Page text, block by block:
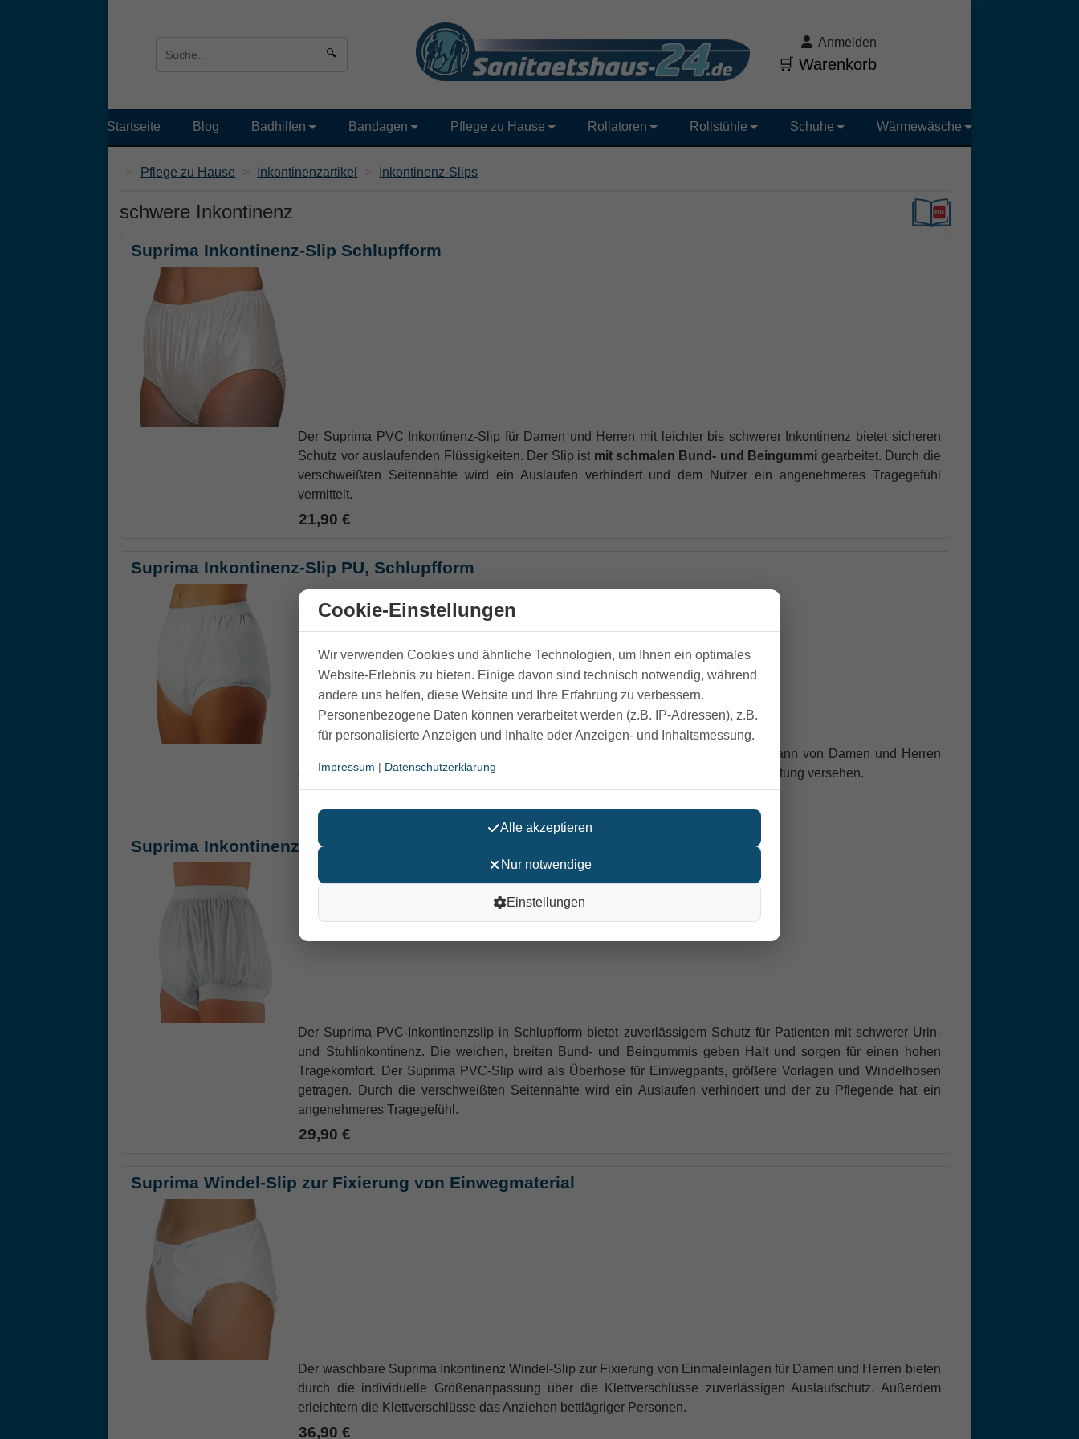
🔍
Anmelden
🛒 Warenkorb
Startseite Blog Badhilfen Bandagen Pflege zu Hause Rollatoren Rollstühle Schuhe Wärmewäsche
Pflege zu Hause Inkontinenzartikel Inkontinenz-Slips
schwere Inkontinenz
Suprima Inkontinenz-Slip Schlupfform
Der Suprima PVC Inkontinenz-Slip für Damen und Herren mit leichter bis schwerer Inkontinenz bietet sicheren
Schutz vor auslaufenden Flüssigkeiten. Der Slip ist mit schmalen Bund- und Beingummi gearbeitet. Durch die
verschweißten Seitennähte wird ein Auslaufen verhindert und dem Nutzer ein angenehmeres Tragegefühl
vermittelt.
21,90 €
Suprima Inkontinenz-Slip PU, Schlupfform
Suprima Inkontinenz-Slip in Schlupfform für die mittlere bis schwere Inkontinenz kann von Damen und Herren
genutzt werden. Bestehend aus 100% PVC sind
sie mit atmungsaktiver PU Beschichtung versehen.
Suprima Inkontinenz-Slip, Schlupfform
Der Suprima PVC-Inkontinenzslip in Schlupfform bietet zuverlässigem Schutz für Patienten mit schwerer Urin-
und Stuhlinkontinenz. Die weichen, breiten
Bund- und Beingummis geben Halt und sorgen für einen hohen
Tragekomfort. Der Suprima PVC-Slip wird als Überhose für Einwegpants, größere Vorlagen und Windelhosen
getragen. Durch die verschweißten Seitennähte wird ein Auslaufen verhindert und der zu Pflegende hat ein
angenehmeres Tragegefühl.
29,90 €
Suprima Windel-Slip zur Fixierung von Einwegmaterial
Der waschbare Suprima Inkontinenz Windel-Slip zur Fixierung von Einmaleinlagen für Damen und Herren bieten
durch die individuelle Größenanpassung über die Klettverschlüsse zuverlässigen Auslaufschutz. Außerdem
erleichtern die Klettverschlüsse das Anziehen bettlägriger Personen.
36,90 €
Cookie-Einstellungen
Wir verwenden Cookies und ähnliche Technologien, um Ihnen ein optimales
Website-Erlebnis zu bieten. Einige davon sind technisch notwendig, während
andere uns helfen, diese Website und Ihre Erfahrung zu verbessern.
Personenbezogene Daten können verarbeitet werden (z.B. IP-Adressen), z.B.
für personalisierte Anzeigen und Inhalte oder Anzeigen- und Inhaltsmessung.
Impressum | Datenschutzerklärung
Alle akzeptieren
Nur notwendige
Einstellungen